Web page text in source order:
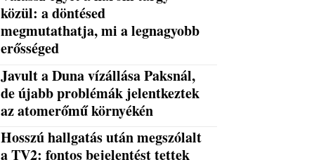
közül: a döntésed
megmutathatja, mi a legnagyobb
erősséged
Javult a Duna vízállása Paksnál,
de újabb problémák jelentkeztek
az atomerőmű környékén
Hosszú hallgatás után megszólalt
a TV2: fontos bejelentést tettek